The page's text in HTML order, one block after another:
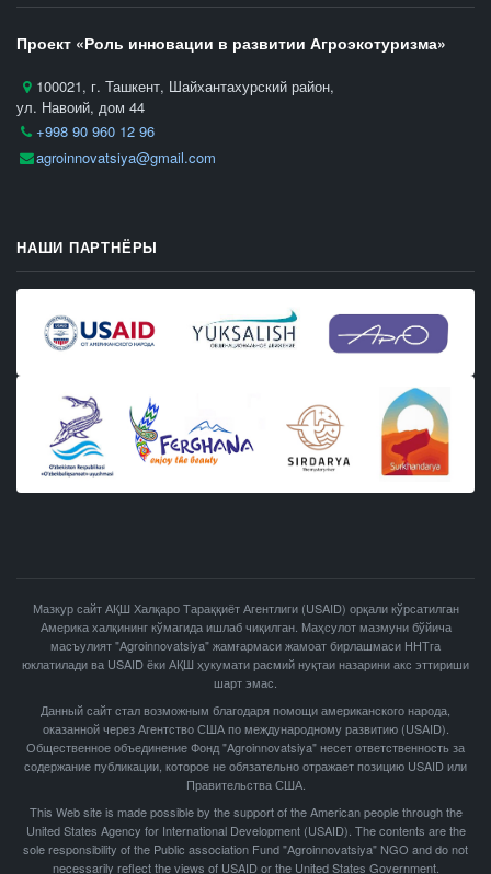
Проект «Роль инновации в развитии Агроэкотуризма»
100021, г. Ташкент, Шайхантахурский район,
ул. Навоий, дом 44
+998 90 960 12 96
agroinnovatsiya@gmail.com
НАШИ ПАРТНЁРЫ
Мазкур сайт АҚШ Халқаро Тараққиёт Агентлиги (USAID) орқали кўрсатилган
Америка халқининг кўмагида ишлаб чиқилган. Маҳсулот мазмуни бўйича
масъулият "Agroinnovatsiya" жамғармаси жамоат бирлашмаси ННТга
юклатилади ва USAID ёки АҚШ ҳукумати расмий нуқтаи назарини акс эттириши
шарт эмас.
Данный сайт стал возможным благодаря помощи американского народа,
оказанной через Агентство США по международному развитию (USAID).
Общественное объединение Фонд "Agroinnovatsiya" несет ответственность за
содержание публикации, которое не обязательно отражает позицию USAID или
Правительства США.
This Web site is made possible by the support of the American people through the
United States Agency for International Development (USAID). The contents are the
sole responsibility of the Public association Fund "Agroinnovatsiya" NGO and do not
necessarily reflect the views of USAID or the United States Government.